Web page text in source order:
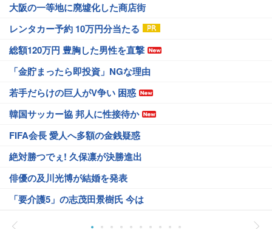
大阪の一等地に廃墟化した商店街
レンタカー予約 10万円分当たる
総額120万円 豊胸した男性を直撃
「金貯まったら即投資」NGな理由
若手だらけの巨人がV争い 困惑
韓国サッカー協 邦人に性接待か
FIFA会長 愛人へ多額の金銭疑惑
絶対勝つでぇ! 久保凛が決勝進出
俳優の及川光博が結婚を発表
「要介護5」の志茂田景樹氏 今は